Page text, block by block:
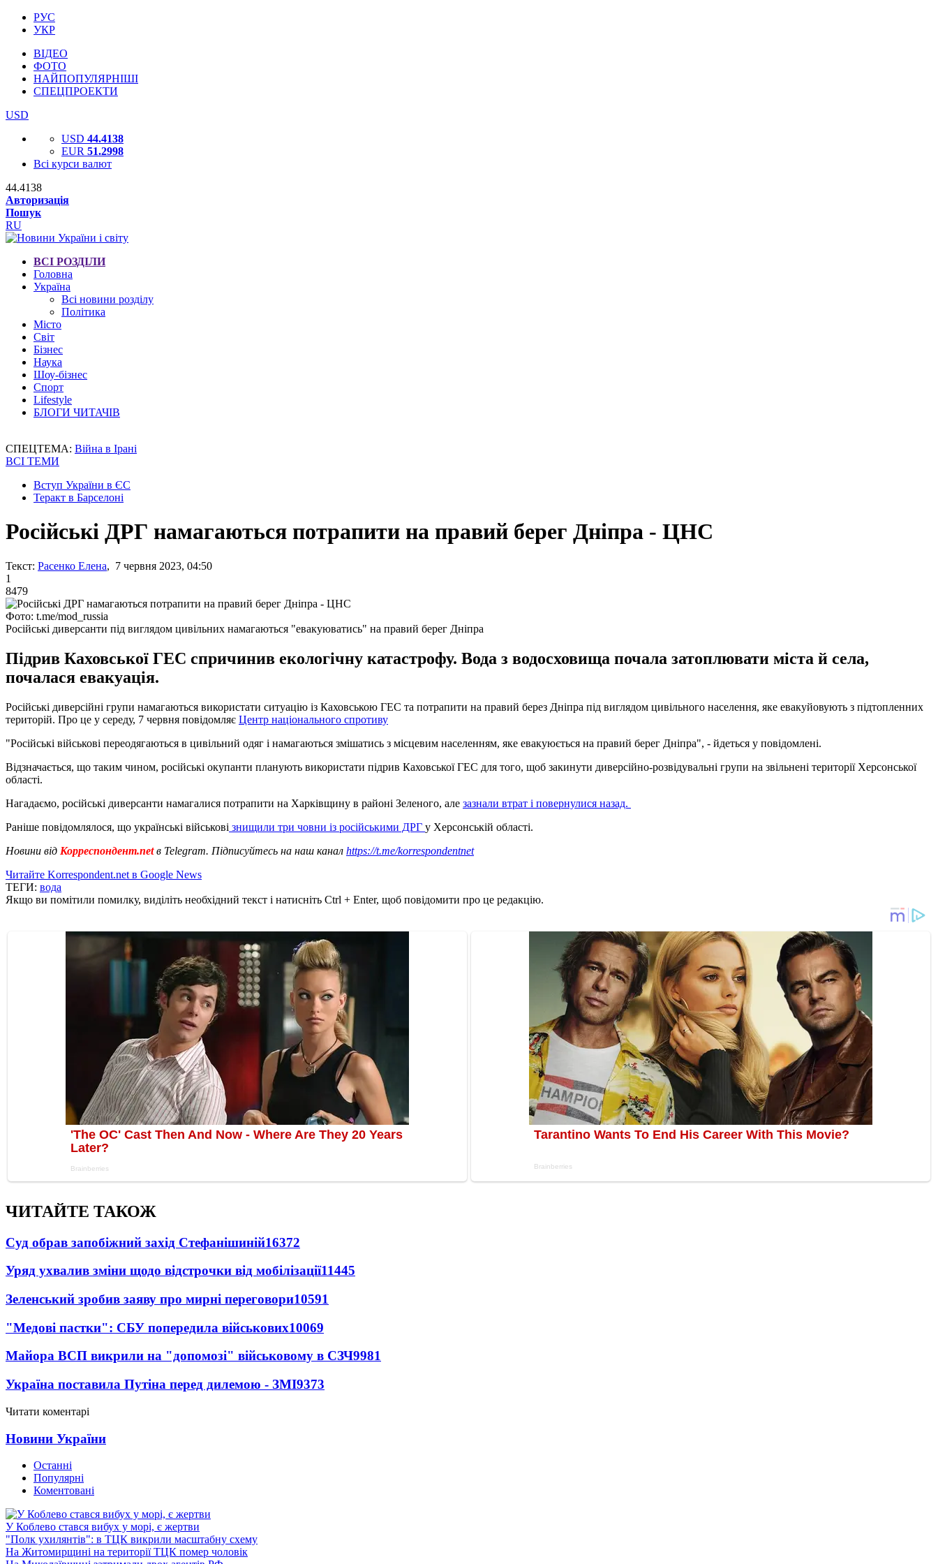
РУС
УКР
ВІДЕО
ФОТО
НАЙПОПУЛЯРНІШІ
СПЕЦПРОЕКТИ
USD
USD 44.4138
EUR 51.2998
Всі курси валют
44.4138
Авторизація
Пошук
RU
ВСІ РОЗДІЛИ
Головна
Україна
Всі новини розділу
Політика
Місто
Світ
Бізнес
Наука
Шоу-бізнес
Спорт
Lifestyle
БЛОГИ ЧИТАЧІВ
СПЕЦТЕМА: Війна в Ірані
ВСІ ТЕМИ
Вступ України в ЄС
Теракт в Барселоні
Російські ДРГ намагаються потрапити на правий берег Дніпра - ЦНС
Текст: Расенко Елена, 7 червня 2023, 04:50
1
8479
Фото: t.me/mod_russia
Російські диверсанти під виглядом цивільних намагаються "евакуюватись" на правий берег Дніпра
Підрив Каховської ГЕС спричинив екологічну катастрофу. Вода з водосховища почала затоплювати міста й села,
почалася евакуація.
Російські диверсійні групи намагаються використати ситуацію із Каховською ГЕС та потрапити на правий берез Дніпра під виглядом цивільного населення, яке евакуйовують з підтопленних
територій. Про це у середу, 7 червня повідомляє Центр національного спротиву
"Російські військові переодягаються в цивільний одяг і намагаються змішатись з місцевим населенням, яке евакуюється на правий берег Дніпра", - йдеться у повідомлені.
Відзначається, що таким чином, російські окупанти планують використати підрив Каховської ГЕС для того, щоб закинути диверсійно-розвідувальні групи на звільнені території Херсонської
області.
Нагадаємо, російські диверсанти намагалися потрапити на Харківщину в районі Зеленого, але зазнали втрат і повернулися назад.
Раніше повідомлялося, що українські військові знищили три човни із російськими ДРГ у Херсонській області.
Новини від Корреспондент.netв Telegram. Підписуйтесь на наш канал https://t.me/korrespondentnet
Читайте Korrespondent.net в Google News
ТЕГИ: вода
Якщо ви помітили помилку, виділіть необхідний текст і натисніть Ctrl + Enter, щоб повідомити про це редакцію.
ЧИТАЙТЕ ТАКОЖ
Суд обрав запобіжний захід Стефанішиній16372
Уряд ухвалив зміни щодо відстрочки від мобілізації11445
Зеленський зробив заяву про мирні переговори10591
"Медові пастки": СБУ попередила військових10069
Майора ВСП викрили на "допомозі" військовому в СЗЧ9981
Україна поставила Путіна перед дилемою - ЗМІ9373
Читати коментарі
Новини України
Останні
Популярні
Коментовані
У Коблево стався вибух у морі, є жертви
"Полк ухилянтів": в ТЦК викрили масштабну схему
На Житомирщині на території ТЦК помер чоловік